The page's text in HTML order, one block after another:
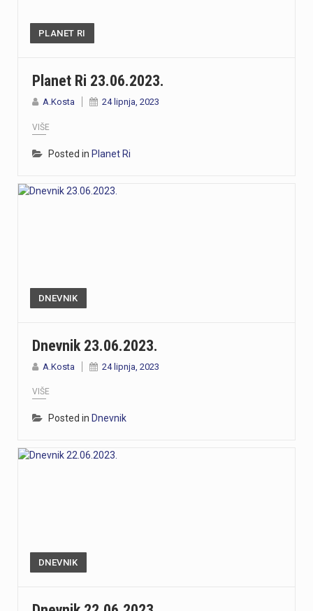
PLANET RI
Planet Ri 23.06.2023.
A.Kosta 24 lipnja, 2023
VIŠE
Posted in Planet Ri
DNEVNIK
Dnevnik 23.06.2023.
A.Kosta 24 lipnja, 2023
VIŠE
Posted in Dnevnik
DNEVNIK